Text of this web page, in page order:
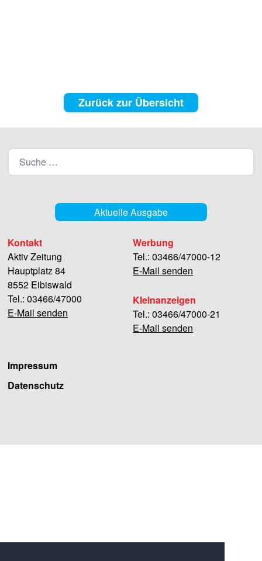
Zurück zur Übersicht
Aktuelle Ausgabe
Kontakt
Aktiv Zeitung
Hauptplatz 84
8552 Eibiswald
Tel.: 03466/47000
E-Mail senden
Werbung
Tel.: 03466/47000-12
E-Mail senden
Kleinanzeigen
Tel.: 03466/47000-21
E-Mail senden
Impressum
Datenschutz